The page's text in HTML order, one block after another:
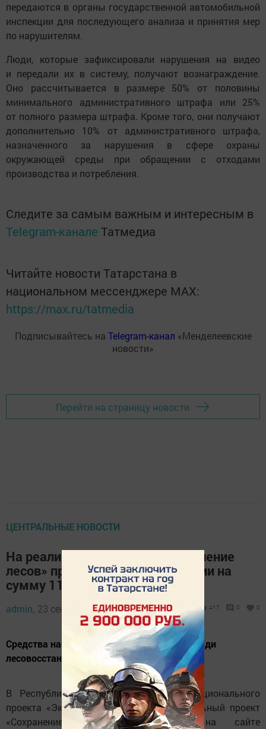
передаются в органы государственной автомобильной
инспекции для последующего анализа и принятия мер
по нарушителям.
Люди, которые зафиксировали нарушения на видео
и передали их в систему, получают вознаграждение.
Оно рассчитывается в размере 50% от половины
минимального административного штрафа или 25%
от полного размера штрафа. Кроме того, они получают
дополнительно 10% от административного штрафа,
назначенного за нарушения в сфере охраны
окружающей среды при обращении с отходами
производства и потребления.
Следите за самым важным и интересным в
Telegram-канале Татмедиа
Читайте новости Татарстана в
национальном мессенджере MАХ:
https://max.ru/tatmedia
Подписывайтесь на Telegram-канал «Менделеевские
новости»
Перейти на страницу новости
ЦЕНТРАЛЬНЫЕ НОВОСТИ
На реализацию проекта «Сохранение
лесов» предоставлены субвенции на
сумму 117 055,3 тыс. рублей
admin, 23 сентября 2024 - 09:17 417 0 0
Средства направлены на увеличение площади
лесовосстановления и другие цели.
В Республике Татарстан в составе национального
проекта «Экология» реализуется федеральный проект
«Сохранение лесов», сообщается на сайте